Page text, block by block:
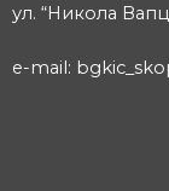
ул. “Никола
e-mail: